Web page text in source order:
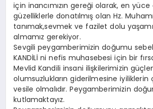
için inancımızın gereği olarak, en yüce
güzelliklerle donatılmış olan Hz.
tanımak,sevmek ve fazilet dolu
almamız gerekiyor.
Sevgili peygamberimizin doğumu
KANDİLİ ni nefis muhasebesi için bir
Mevlid Kandili insani ilişkilerimizin
olumsuzlukların giderilmesine iyiliklerin
vesile olmalıdır. Peygamberimizin
kutlamaktayız.